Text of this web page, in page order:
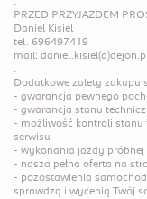
PRZED PRZYJAZDEM
Daniel Kisiel
tel. 696497419
mail:
.
Dodatkowe zalety zakupu
- gwarancja pewnego
- gwarancja stanu
- możliwość kontroli
serwisu
- wykonania jazdy próbnej
- nasza pełna oferta na
- pozostawienia
sprawdzą i wycenią Twój